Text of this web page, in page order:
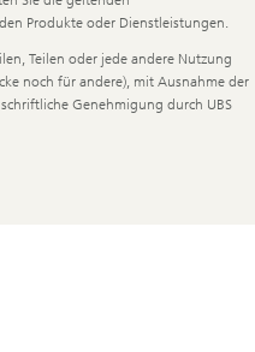
Produkte oder Dienstleistungen.
Teilen oder jede andere Nutzung
noch für andere), mit Ausnahme der
Genehmigung durch UBS